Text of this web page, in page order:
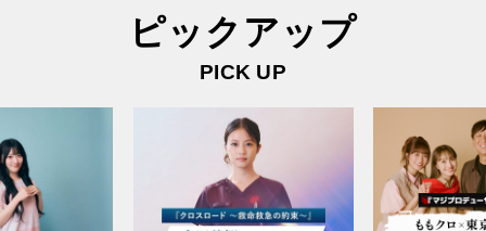
ピックアップ
PICK UP